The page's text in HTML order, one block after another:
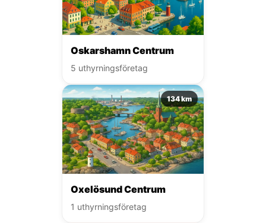
Oskarshamn Centrum
5 uthyrningsföretag
134 km
Oxelösund Centrum
1 uthyrningsföretag